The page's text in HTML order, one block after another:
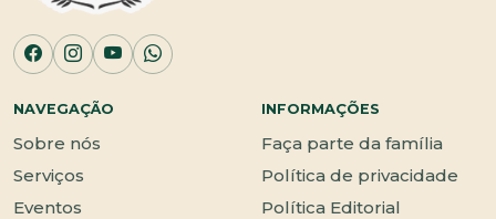
NAVEGAÇÃO
Sobre nós
Serviços
Eventos
INFORMAÇÕES
Faça parte da família
Política de privacidade
Política Editorial